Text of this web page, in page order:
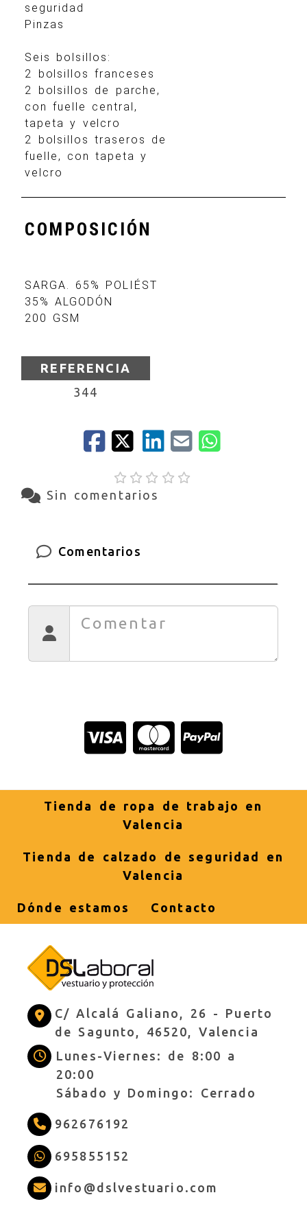
seguridad
Pinzas
Seis bolsillos:
2 bolsillos franceses
2 bolsillos de parche,
con fuelle central,
tapeta y velcro
2 bolsillos traseros de
fuelle, con tapeta y
velcro
COMPOSICIÓN
SARGA. 65% POLIÉST
35% ALGODÓN
200 GSM
REFERENCIA
344
Sin comentarios
Comentarios
Tienda de ropa de trabajo en
Valencia
Tienda de calzado de seguridad en
Valencia
Dónde estamos Contacto
C/ Alcalá Galiano, 26 - Puerto
de Sagunto, 46520, Valencia
Lunes-Viernes: de 8:00 a
20:00
Sábado y Domingo: Cerrado
962676192
695855152
info dslvestuario.com